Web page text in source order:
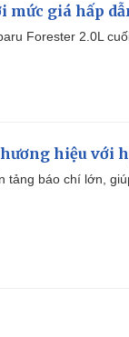
mức giá hấp
Forester 2.0L
hiệu với
tảng báo chí lớn,